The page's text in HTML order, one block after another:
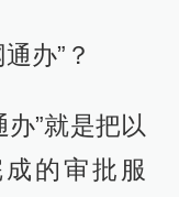
办”？
”就是把以
的审批服